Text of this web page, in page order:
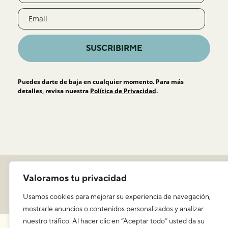
Valoramos tu privacidad
Usamos cookies para mejorar su experiencia de navegación,
mostrarle anuncios o contenidos personalizados y analizar
nuestro tráfico. Al hacer clic en “Aceptar todo” usted da su
SUSCRIBIRME
Puedes darte de baja en cualquier momento. Para más
detalles, revisa nuestra Política de Privacidad.
ICEERS
Aviso legal y condiciones de uso